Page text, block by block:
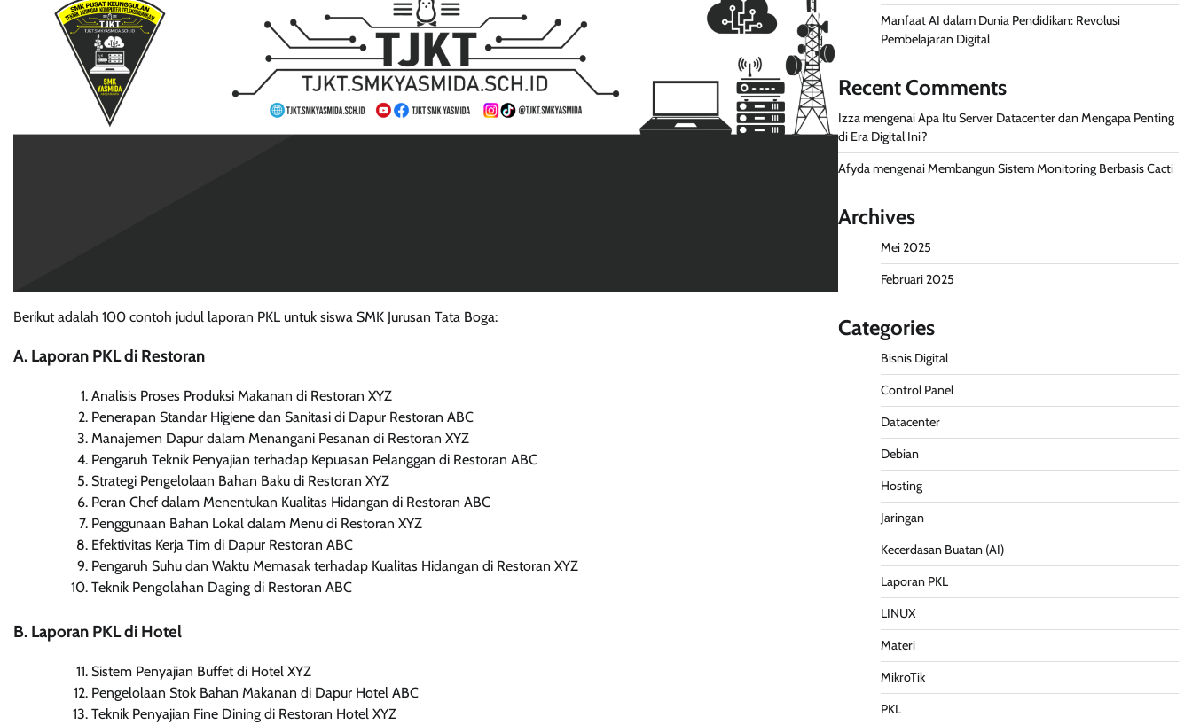
Berikut adalah 100 contoh judul laporan PKL untuk siswa SMK Jurusan Tata Boga:
A. Laporan PKL di Restoran
Analisis Proses Produksi Makanan di Restoran XYZ
Penerapan Standar Higiene dan Sanitasi di Dapur Restoran ABC
Manajemen Dapur dalam Menangani Pesanan di Restoran XYZ
Pengaruh Teknik Penyajian terhadap Kepuasan Pelanggan di Restoran ABC
Strategi Pengelolaan Bahan Baku di Restoran XYZ
Peran Chef dalam Menentukan Kualitas Hidangan di Restoran ABC
Penggunaan Bahan Lokal dalam Menu di Restoran XYZ
Efektivitas Kerja Tim di Dapur Restoran ABC
Pengaruh Suhu dan Waktu Memasak terhadap Kualitas Hidangan di Restoran XYZ
Teknik Pengolahan Daging di Restoran ABC
B. Laporan PKL di Hotel
Sistem Penyajian Buffet di Hotel XYZ
Pengelolaan Stok Bahan Makanan di Dapur Hotel ABC
Teknik Penyajian Fine Dining di Restoran Hotel XYZ
Manfaat AI dalam Dunia Pendidikan: Revolusi
Pembelajaran Digital
Recent Comments
Izza mengenaiApa Itu Server Datacenter dan Mengapa Penting
di Era Digital Ini?
Afyda mengenaiMembangun Sistem Monitoring Berbasis Cacti
Archives
Mei 2025
Februari 2025
Categories
Bisnis Digital
Control Panel
Datacenter
Debian
Hosting
Jaringan
Kecerdasan Buatan (AI)
Laporan PKL
LINUX
Materi
MikroTik
PKL